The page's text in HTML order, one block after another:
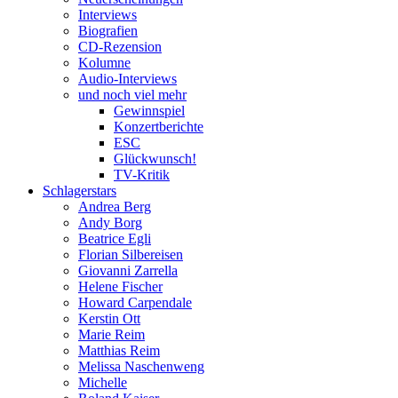
Interviews
Biografien
CD-Rezension
Kolumne
Audio-Interviews
und noch viel mehr
Gewinnspiel
Konzertberichte
ESC
Glückwunsch!
TV-Kritik
Schlagerstars
Andrea Berg
Andy Borg
Beatrice Egli
Florian Silbereisen
Giovanni Zarrella
Helene Fischer
Howard Carpendale
Kerstin Ott
Marie Reim
Matthias Reim
Melissa Naschenweng
Michelle